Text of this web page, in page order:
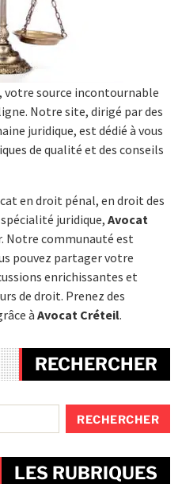
, votre source incontournable
Notre site, dirigé par des
juridique, est dédié à vous
de qualité et des conseils
en droit pénal, en droit des
juridique, Avocat
Notre communauté est
pouvez partager votre
enrichissantes et
de droit. Prenez des
à Avocat Créteil.
RECHERCHER
LES RUBRIQUES